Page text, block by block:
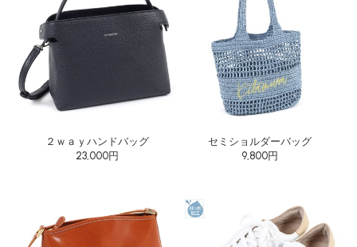
２ｗａｙハンドバッグ
23,000円
セミショルダーバッグ
9,800円